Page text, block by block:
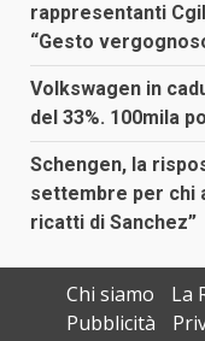
rappresentanti
“Gesto
Volkswagen in
del 33%. 100mila
Schengen, la
settembre per chi
ricatti di Sanchez”
Chi siamo
La
Pubblicità